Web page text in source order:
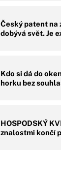
Český patent na
dobývá svět. Je
Kdo si dá do
horku bez
HOSPODSKÝ
znalostmi končí